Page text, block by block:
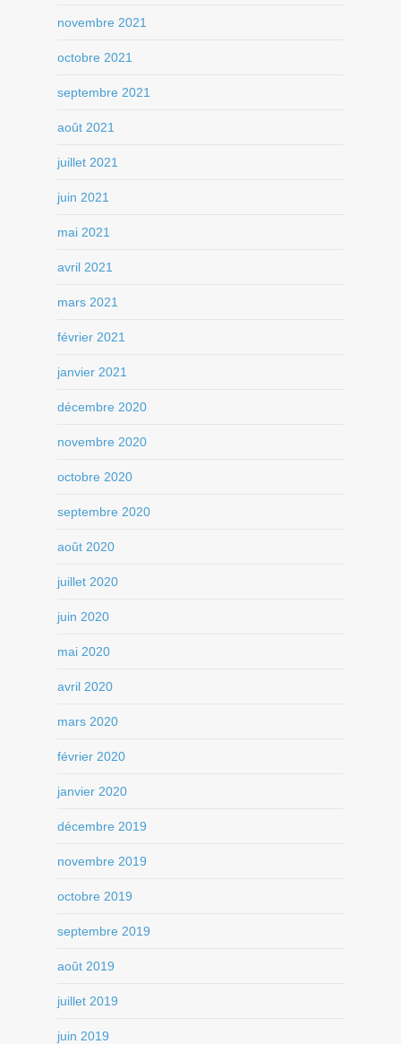
novembre 2021
octobre 2021
septembre 2021
août 2021
juillet 2021
juin 2021
mai 2021
avril 2021
mars 2021
février 2021
janvier 2021
décembre 2020
novembre 2020
octobre 2020
septembre 2020
août 2020
juillet 2020
juin 2020
mai 2020
avril 2020
mars 2020
février 2020
janvier 2020
décembre 2019
novembre 2019
octobre 2019
septembre 2019
août 2019
juillet 2019
juin 2019